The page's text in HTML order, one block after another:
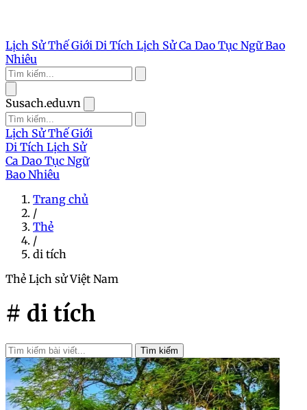
Lịch Sử Thế Giới Di Tích Lịch SửCa Dao Tục NgữBao
Nhiêu
Susach.edu.vn
Lịch Sử Thế Giới
Di Tích Lịch Sử
Ca Dao Tục Ngữ
Bao Nhiêu
Trang chủ
/
Thẻ
/
di tích
Thẻ Lịch sử Việt Nam
# di tích
Tìm kiếm